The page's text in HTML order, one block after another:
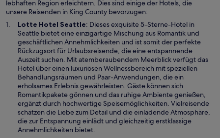
lebhaften Region erleichtern. Dies sind einige der Hotels, die
unsere Reisenden in King County bevorzugen:
Lotte Hotel SeattleW
i
r
d
i
n
e
i
n
e
m
n
e
: Dieses exquisite 5-Sterne-Hotel in
Seattle bietet eine einzigartige Mischung aus Romantik und
geschäftlichen Annehmlichkeiten und ist somit der perfekte
Rückzugsort für Urlaubsreisende, die eine entspannende
Auszeit suchen. Mit atemberaubendem Meerblick verfügt das
Hotel über einen luxuriösen Wellnessbereich mit speziellen
Behandlungsräumen und Paar-Anwendungen, die ein
erholsames Erlebnis gewährleisten. Gäste können sich
Romantikpakete gönnen und das ruhige Ambiente genießen,
ergänzt durch hochwertige Speisemöglichkeiten. Vielreisende
schätzen die Liebe zum Detail und die einladende Atmosphäre,
die zur Entspannung einlädt und gleichzeitig erstklassige
Annehmlichkeiten bietet.